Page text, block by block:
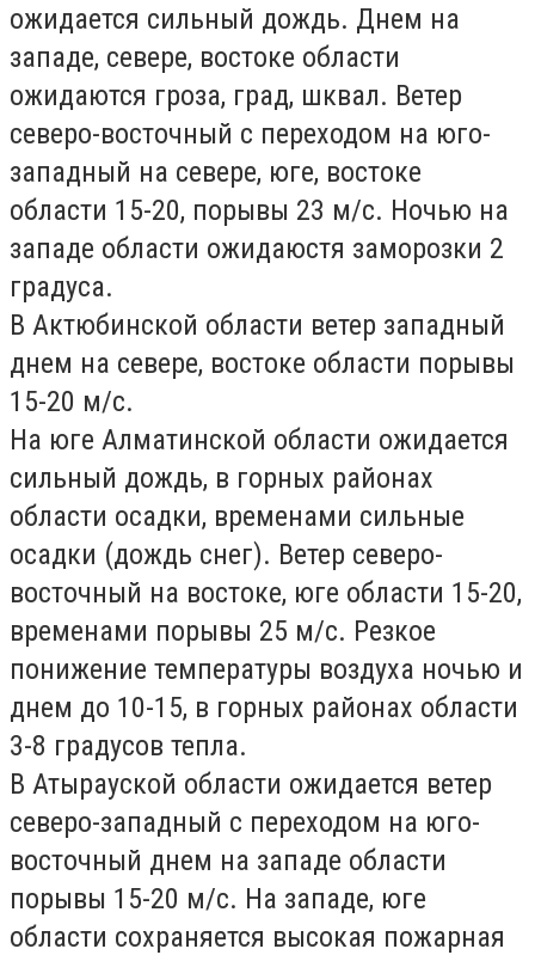
ожидается сильный дождь. Днем на
западе, севере, востоке области
ожидаются гроза, град, шквал. Ветер
северо-восточный с переходом на юго-
западный на севере, юге, востоке
области 15-20, порывы 23 м/с. Ночью на
западе области ожидаюстя заморозки 2
градуса.
В Актюбинской области ветер западный
днем на севере, востоке области порывы
15-20 м/с.
На юге Алматинской области ожидается
сильный дождь, в горных районах
области осадки, временами сильные
осадки (дождь снег). Ветер северо-
восточный на востоке, юге области 15-20,
временами порывы 25 м/с. Резкое
понижение температуры воздуха ночью и
днем до 10-15, в горных районах области
3-8 градусов тепла.
В Атырауской области ожидается ветер
северо-западный с переходом на юго-
восточный днем на западе области
порывы 15-20 м/с. На западе, юге
области сохраняется высокая пожарная